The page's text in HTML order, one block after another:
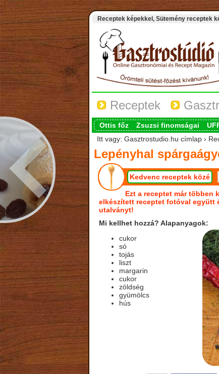
Receptek képekkel, Sütemény receptek
Receptek
Ottis főz Zsuzsi finomságai
Itt vagy: Gasztrostudio.hu címlap ›
Lepényhal
Kedvenc receptek közé
Ezt a receptet már többen
elkészített receptet fotóval együtt
utalványt!
Mi kellhet hozzá? Alapanyagok:
cukor
só
tojás
liszt
margarin
cukor
zöldség
gyümölcs
hús